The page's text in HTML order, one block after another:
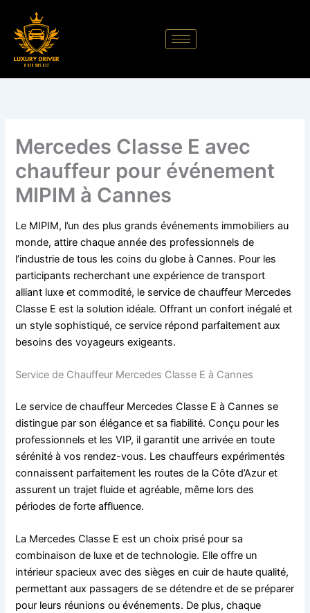
contenu
Mercedes Classe E avec
chauffeur pour événement
MIPIM à Cannes
Le MIPIM, l’un des plus grands événements immobiliers au
monde, attire chaque année des professionnels de
l’industrie de tous les coins du globe à Cannes. Pour les
participants recherchant une expérience de transport
alliant luxe et commodité, le service de chauffeur Mercedes
Classe E est la solution idéale. Offrant un confort inégalé et
un style sophistiqué, ce service répond parfaitement aux
besoins des voyageurs exigeants.
Service de Chauffeur Mercedes Classe E à Cannes
Le service de chauffeur Mercedes Classe E à Cannes se
distingue par son élégance et sa fiabilité. Conçu pour les
professionnels et les VIP, il garantit une arrivée en toute
sérénité à vos rendez-vous. Les chauffeurs expérimentés
connaissent parfaitement les routes de la Côte d’Azur et
assurent un trajet fluide et agréable, même lors des
périodes de forte affluence.
La Mercedes Classe E est un choix prisé pour sa
combinaison de luxe et de technologie. Elle offre un
intérieur spacieux avec des sièges en cuir de haute qualité,
permettant aux passagers de se détendre et de se préparer
pour leurs réunions ou événements. De plus, chaque